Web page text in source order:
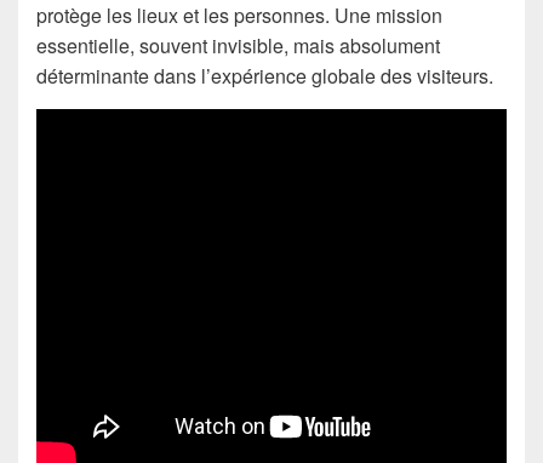
protège les lieux et les personnes. Une mission
essentielle, souvent invisible, mais absolument
déterminante dans l’expérience globale des visiteurs.